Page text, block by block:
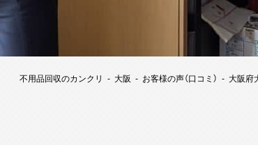
不用品回収のカンクリ 大阪 お客様の声（口コミ） 大阪府